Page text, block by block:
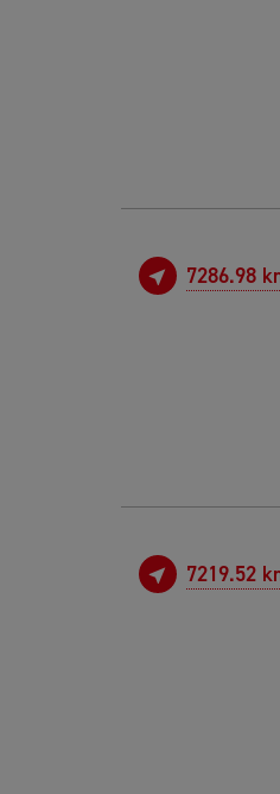
7286.98
7219.52